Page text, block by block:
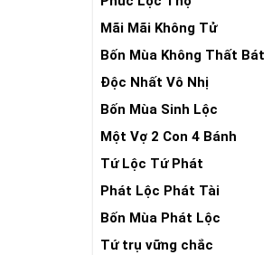
Mãi Mãi Không Tử
Bốn Mùa Không Thất Bát
Độc Nhất Vô Nhị
Bốn Mùa Sinh Lộc
Một Vợ 2 Con 4 Bánh
Tứ Lộc Tứ Phát
Phát Lộc Phát Tài
Bốn Mùa Phát Lộc
Tứ trụ vững chắc